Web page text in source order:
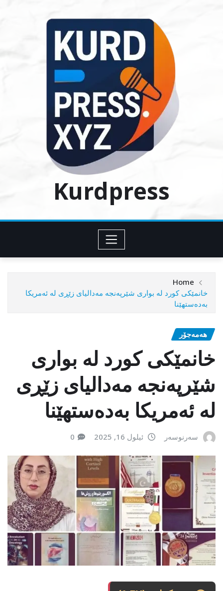
Kurdpress
Home
خانمێکی کورد لە بواری شێرپەنجە مەدالیای زێڕی لە ئەمریکا
بەدەستهێنا
هەمەجۆر
خانمێکی کورد لە بواری
شێرپەنجە مەدالیای زێڕی
لە ئەمریکا بەدەستهێنا
سەرنوسەر ئیلول 16, 2025 0